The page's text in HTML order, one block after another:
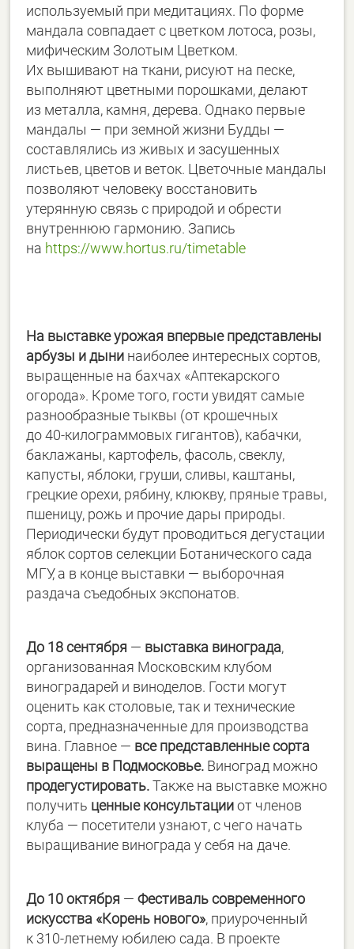
используемый при медитациях. По форме
мандала совпадает с цветком лотоса, розы,
мифическим Золотым Цветком.
Их вышивают на ткани, рисуют на песке,
выполняют цветными порошками, делают
из металла, камня, дерева. Однако первые
мандалы — при земной жизни Будды —
составлялись из живых и засушенных
листьев, цветов и веток. Цветочные мандалы
позволяют человеку восстановить
утерянную связь с природой и обрести
внутреннюю гармонию. Запись
на https://www.hortus.ru/timetable
На выставке урожая впервые представлены
арбузы и дыни наиболее интересных сортов,
выращенные на бахчах «Аптекарского
огорода». Кроме того, гости увидят самые
разнообразные тыквы (от крошечных
до40-килограммовых гигантов), кабачки,
баклажаны, картофель, фасоль, свеклу,
капусты, яблоки, груши, сливы, каштаны,
грецкие орехи, рябину, клюкву, пряные травы,
пшеницу, рожь и прочие дары природы.
Периодически будут проводиться дегустации
яблок сортов селекции Ботанического сада
МГУ, а в конце выставки — выборочная
раздача съедобных экспонатов.
До 18 сентября — выставка винограда,
организованная Московским клубом
виноградарей и виноделов. Гости могут
оценить как столовые, так и технические
сорта, предназначенные для производства
вина. Главное — все представленные сорта
выращены в Подмосковье. Виноград можно
продегустировать.Также на выставке можно
получить ценные консультацииот членов
клуба — посетители узнают, с чего начать
выращивание винограда у себя на даче.
До 10 октября —Фестиваль современного
искусства «Корень нового», приуроченный
к 310-летнему юбилею сада. В проекте